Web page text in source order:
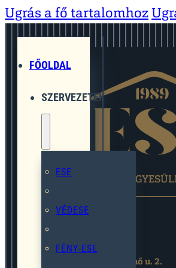
Ugrás a fő tartalomhoz
FŐOLDAL
SZERVEZETEK
ESE
VÉDESE
FÉNY-ESE
EGYMÁST SEGÍTŐ
2119 Pécel,Pihenő u. 2.